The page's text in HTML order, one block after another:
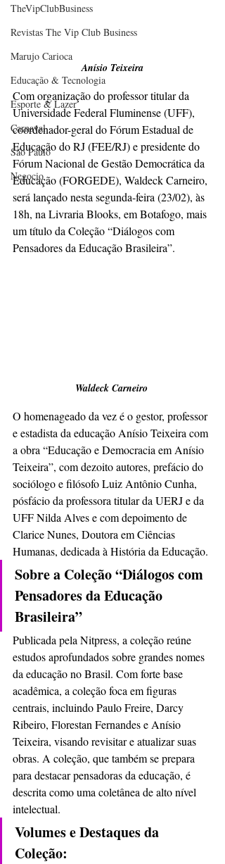
TheVipClubBusiness
Revistas The Vip Club Business
Marujo Carioca
Educação & Tecnologia
Esporte & Lazer
Carnaval
São Paulo
Negocio
Anísio Teixeira
Com organização do professor titular da
Universidade Federal Fluminense (UFF),
coordenador-geral do Fórum Estadual de
Educação do RJ (FEE/RJ) e presidente do
Fórum Nacional de Gestão Democrática da
Educação (FORGEDE), Waldeck Carneiro,
será lançado nesta segunda-feira (23/02), às
18h, na Livraria Blooks, em Botafogo, mais
um título da Coleção “Diálogos com
Pensadores da Educação Brasileira”.
Waldeck Carneiro
O homenageado da vez é o gestor, professor
e estadista da educação Anísio Teixeira com
a obra “Educação e Democracia em Anísio
Teixeira”, com dezoito autores, prefácio do
sociólogo e filósofo Luiz Antônio Cunha,
pósfácio da professora titular da UERJ e da
UFF Nilda Alves e com depoimento de
Clarice Nunes, Doutora em Ciências
Humanas, dedicada à História da Educação.
Sobre a Coleção “Diálogos com
Pensadores da Educação
Brasileira”
Publicada pela Nitpress, a coleção reúne
estudos aprofundados sobre grandes nomes
da educação no Brasil. Com forte base
acadêmica, a coleção foca em figuras
centrais, incluindo Paulo Freire, Darcy
Ribeiro, Florestan Fernandes e Anísio
Teixeira, visando revisitar e atualizar suas
obras. A coleção, que também se prepara
para destacar pensadoras da educação, é
descrita como uma coletânea de alto nível
intelectual.
Volumes e Destaques da
Coleção: